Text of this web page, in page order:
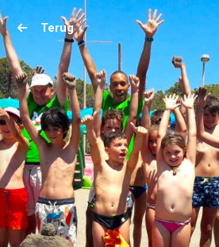
Terug